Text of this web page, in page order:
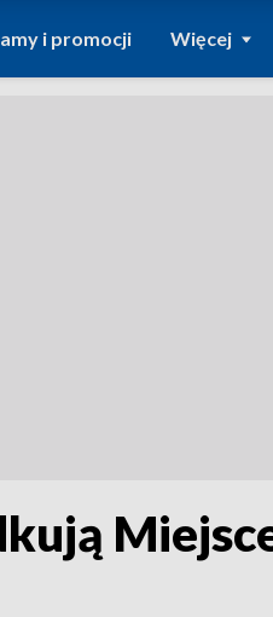
i promocji Więcej